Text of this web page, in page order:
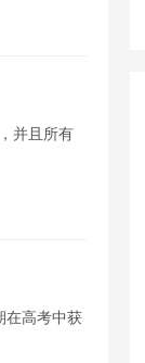
并且所有
在高考中获